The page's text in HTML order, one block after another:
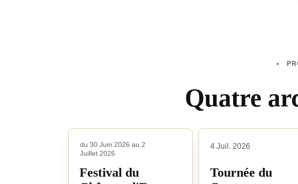
•
Quatre
du 30 Juin 2026 au 2
Juillet 2026
4 Juil. 2026
Festival du
Tournée du